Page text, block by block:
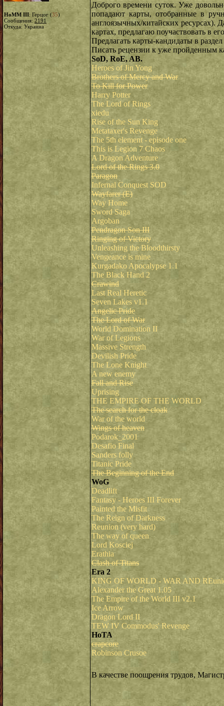
HoMM III: Герцог (35)
Сообщения: 2191
Откуда: Украина
Доброго времени суток. Уже
попадают карты, отобранные в
англоязычных/китайских ресурсах).
картах, предлагаю поучаствовать в
Предлагать карты-кандидаты в раздел
Писать рецензии к уже пройденным
SoD, RoE, AB.
Heroes of Jin Yong
Brothers of Mercy and War
To Kill for Power
Harry Potter
The Lord of Rings
xiedu
Rise of the Sun King
Metataxer's Revenge
The 5th element - episode one
This is Legion 7 Chaos
A Dragon Adventure
Lord of the Rings 3.0
Paragon
Infernal Conquest SOD
Wayfarer (E)
Way Home
Sword Saga
Argoban
Pendragon Son III
Ringing of Victory
Unleashing the Bloodthirsty
Vengeance is mine
Kurgadako Apocalypse 1.1
The Black Hand 2
Crawind
Last Real Heretic
Seven Lakes v1.1
Angelic Pride
The Lord of War
World Domination II
War of Legions
Massive Strength
Devilish Pride
The Lone Knight
A new enemy
Fall and Rise
Uprising
THE EMPIRE OF THE WORLD
The search for the cloak
War of the world
Wings of heaven
Podarok_2001
Desafio Final
Sanders folly
Titanic Pride
The Beginning of the End
WoG
Deadlift
Fantasy - Heroes III Forever
Painted the Misfit
The Reign of Darkness
Reunion (very hard)
The way of queen
Lord Kosciej
Erathia
Clash of Titans
Era 2
KING OF WORLD - WAR AND
Alexander the Great 1.05
The Empire of the World III v2.1
Ice Arrow
Dragon Lord II
TEW IV Commodus' Revenge
HoTA
crapcore
Robinson Crusoe
В качестве поощрения трудов,